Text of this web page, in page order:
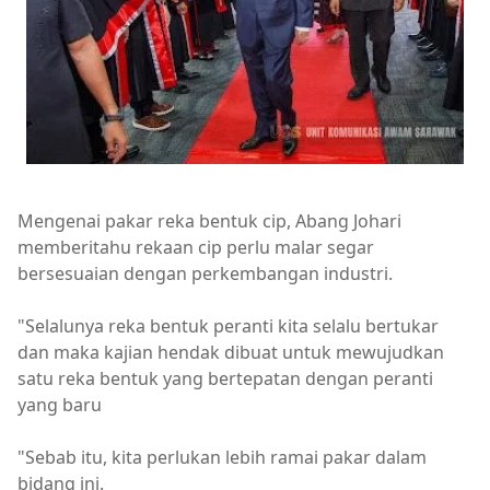
Mengenai pakar reka bentuk cip, Abang Johari
memberitahu rekaan cip perlu malar segar
bersesuaian dengan perkembangan industri.
"Selalunya reka bentuk peranti kita selalu bertukar
dan maka kajian hendak dibuat untuk mewujudkan
satu reka bentuk yang bertepatan dengan peranti
yang baru
"Sebab itu, kita perlukan lebih ramai pakar dalam
bidang ini.